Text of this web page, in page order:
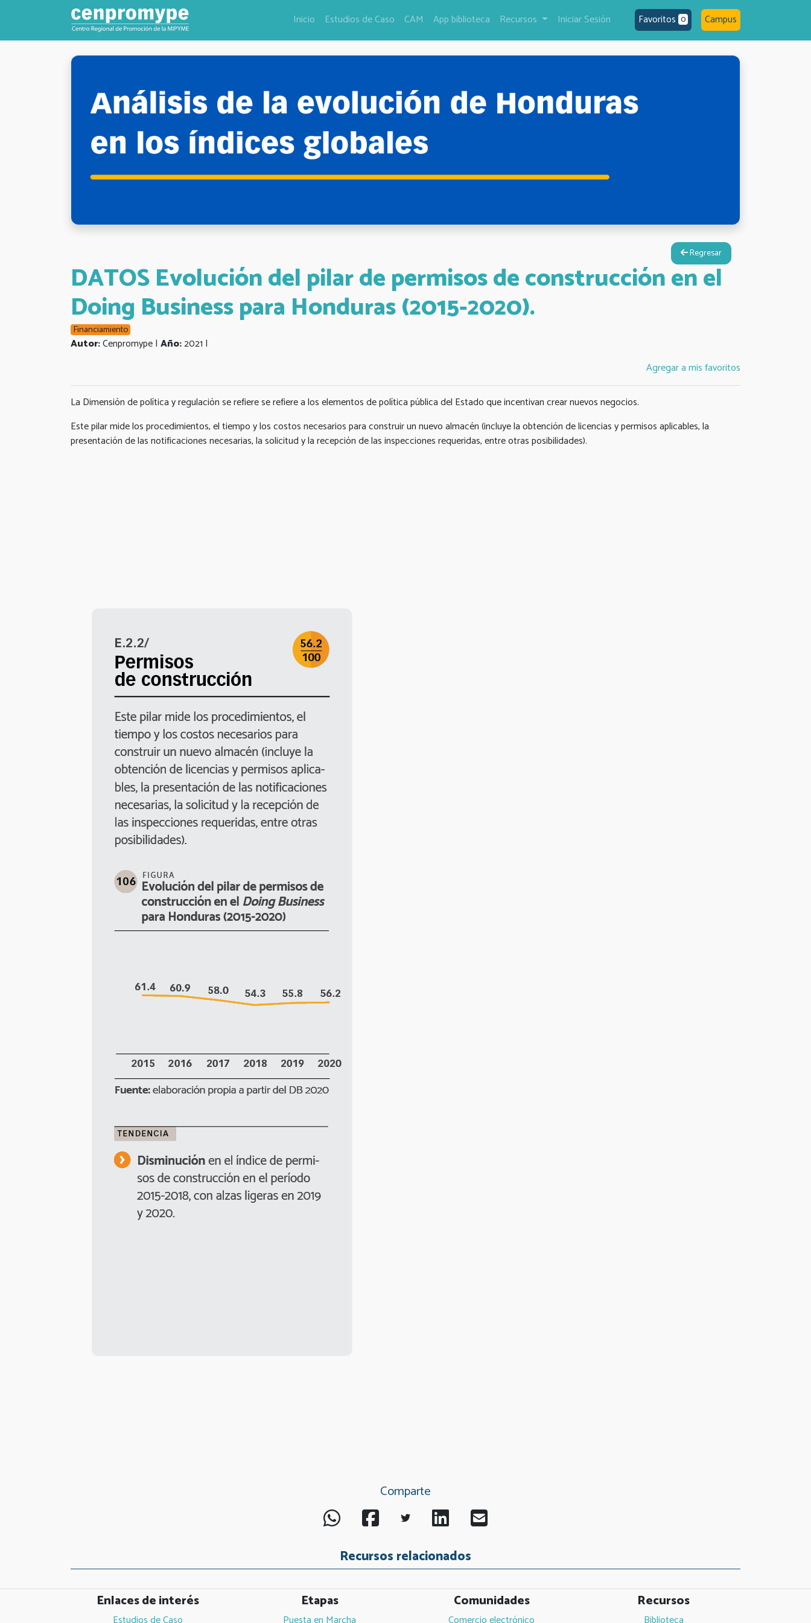
Inicio Estudios de Caso CAM App biblioteca Recursos Iniciar Sesión Favoritos 0 Campus
Regresar
DATOS Evolución del pilar de permisos de construcción en el
Doing Business para Honduras (2015-2020).
Financiamiento
Autor:Cenpromype | Año:2021 |
Agregar a mis favoritos
La Dimensión de política y regulación se refiere se refiere a los elementos de política pública del Estado que incentivan crear nuevos negocios.
Este pilar mide los procedimientos, el tiempo y los costos necesarios para construir un nuevo almacén (incluye la obtención de licencias y permisos aplicables, la
presentación de las notificaciones necesarias, la solicitud y la recepción de las inspecciones requeridas, entre otras posibilidades).
Comparte
Recursos relacionados
Enlaces de interés Etapas Comunidades Recursos